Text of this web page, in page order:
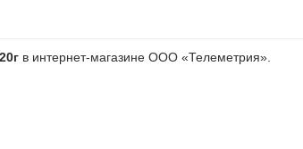
в интернет-магазине ООО «Телеметрия».